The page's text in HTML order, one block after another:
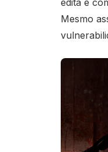
edita e
Mesmo